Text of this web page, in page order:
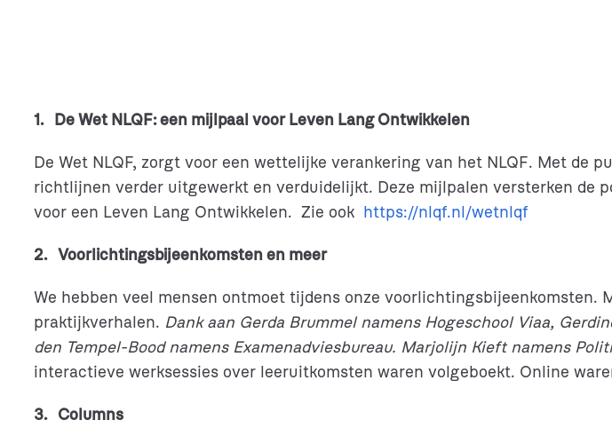
1. De Wet NLQF: een mijlpaal voor Leven Lang Ontwikkelen
De Wet NLQF, zorgt voor een wettelijke verankering van het NLQF. Met de
richtlijnen verder uitgewerkt en verduidelijkt. Deze mijlpalen versterken de
voor een Leven Lang Ontwikkelen. Zie ook https://nlqf.nl/wetnlqf
2. Voorlichtingsbijeenkomsten en meer
We hebben veel mensen ontmoet tijdens onze voorlichtingsbijeenkomsten.
praktijkverhalen. Dank aan Gerda Brummel namens Hogeschool Viaa,
den Tempel-Bood namens Examenadviesbureau. Marjolijn Kieft namens
interactieve werksessies over leeruitkomsten waren volgeboekt. Online
3. Columns